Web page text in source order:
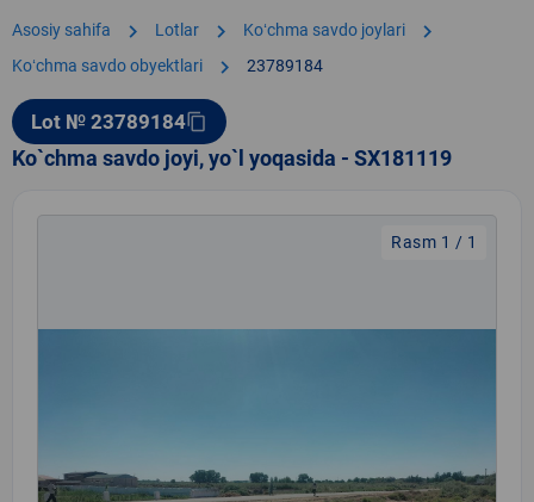
Asosiy sahifa chevron_right Lotlar chevron_right Koʻchma savdo joylari chevron_right
Koʻchma savdo obyektlari chevron_right 23789184
Lot № 23789184content_copy
Ko`chma savdo joyi, yo`l yoqasida - SX181119
Rasm 1 / 1